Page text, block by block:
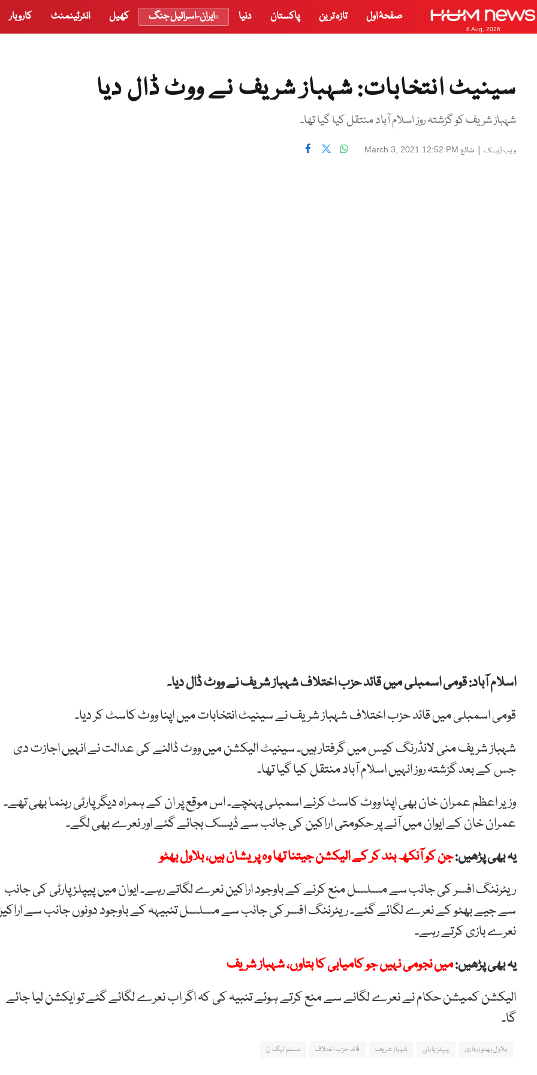
8 Aug, 2026
صفحۂ اول تازہ ترین پاکستان دنیا ایران-اسرائیل جنگ کھیل انٹرٹینمنٹ کاروبار
سینیٹ انتخابات: شہباز شریف نے ووٹ ڈال دیا
شہباز شریف کو گزشتہ روز اسلام آباد منتقل کیا گیا تھا۔
ویب ڈیسک | شائع March 3, 2021 12:52 PM
اسلام آباد: قومی اسمبلی میں قائد حزب اختلاف شہباز شریف نے ووٹ ڈال دیا۔
قومی اسمبلی میں قائد حزب اختلاف شہباز شریف نے سینیٹ انتخابات میں اپنا ووٹ کاسٹ کر دیا۔
شہباز شریف منی لانڈرنگ کیس میں گرفتار ہیں۔ سینیٹ الیکشن میں ووٹ ڈالنے کی عدالت نے انہیں اجازت دی
جس کے بعد گزشتہ روز انہیں اسلام آباد منتقل کیا گیا تھا۔
وزیر اعظم عمران خان بھی اپنا ووٹ کاسٹ کرنے اسمبلی پہنچے۔ اس موقع پر ان کے ہمراہ دیگر پارٹی رہنما بھی تھے۔
عمران خان کے ایوان میں آنے پر حکومتی اراکین کی جانب سے ڈیسک بجائے گئے اور نعرے بھی لگے۔
یہ بھی پڑھیں:جن کو آنکھ بند کر کے الیکشن جیتنا تھا وہ پریشان ہیں، بلاول بھٹو
ریٹرننگ افسر کی جانب سے مسلسل منع کرنے کے باوجود اراکین نعرے لگاتے رہے۔ ایوان میں پیپلز پارٹی کی جانب
سے جیے بھٹو کے نعرے لگائے گئے۔ ریٹرننگ افسر کی جانب سے مسلسل تنبیہہ کے باوجود دونوں جانب سے
نعرے بازی کرتے رہے۔
یہ بھی پڑھیں:میں نجومی نہیں جو کامیابی کا بتاوں، شہباز شریف
الیکشن کمیشن حکام نے نعرے لگانے سے منع کرتے ہوئے تنبیہ کی کہ اگر اب نعرے لگائے گئے تو ایکشن لیا جائے
گا۔
بلاول بھٹو زرداری پیپلز پارٹی شہباز شریف قائد حزب اختلاف مسلم لیگ ن